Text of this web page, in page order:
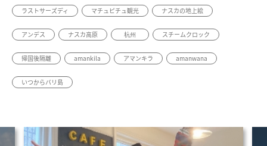
ラストサーズディ マチュピチュ観光 ナスカの地上絵
アンデス ナスカ高原 杭州 スチームクロック
帰国後隔離 amankila アマンキラ amanwana
いつからバリ島